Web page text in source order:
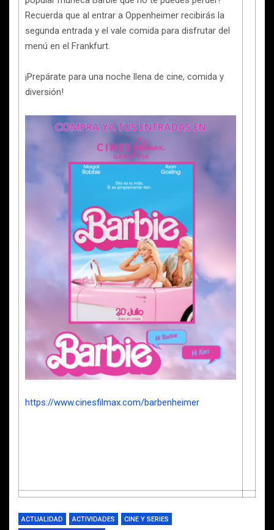
Recuerda que al entrar a Oppenheimer recibirás la
segunda entrada y el vale comida para disfrutar del
menú en el Frankfurt.
¡Prepárate para una noche llena de cine, comida y
diversión!
https://www.cinesfilmax.com/barbenheimer
ACTUALIDAD ACTIVIDADES
CINE Y SERIES